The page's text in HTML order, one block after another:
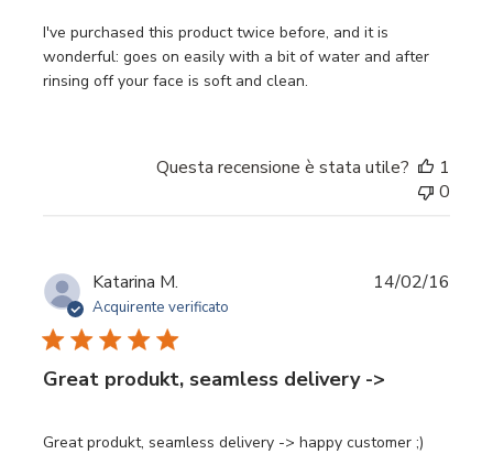
I've purchased this product twice before, and it is
wonderful: goes on easily with a bit of water and after
rinsing off your face is soft and clean.
Questa recensione è stata utile?
1
0
Katarina M.
Acquirente verificato
Great produkt, seamless delivery ->
Great produkt, seamless delivery -> happy customer ;)
14/02/16